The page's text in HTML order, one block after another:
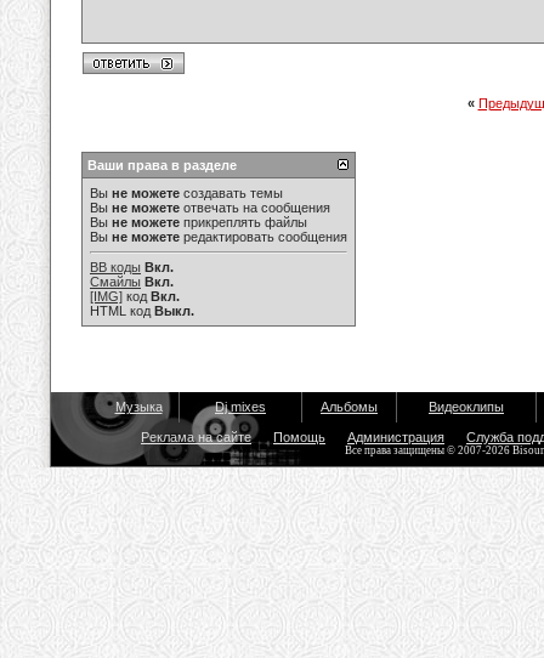
«
Ваши права в разделе
Вы не можете создавать темы
Вы не можете отвечать на сообщения
Вы не можете прикреплять файлы
Вы не можете редактировать сообщения
BB коды Вкл.
Смайлы Вкл.
[IMG] код Вкл.
HTML код Выкл.
Музыка Dj mixes Альбомы Видеоклипы
Реклама на сайте Помощь Администрация Служба
Все права защищены © 2007-2026